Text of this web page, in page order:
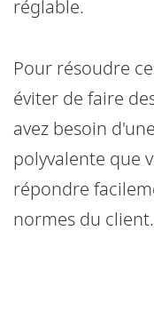
réglable.
Pour résoudre
éviter de faire
avez besoin
polyvalente que
répondre
normes du client.